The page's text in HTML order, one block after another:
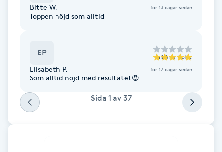
Fet hårbotten
Fettreducering
Fibromassage
Fillers
Bitte W. för 13 dagar sedan
Toppen nöjd som alltid
EP till Ann-Sofie
Elisabeth P. för 17 dagar sedan
Som alltid nöjd med resultatet😍
Sida 1 av 37